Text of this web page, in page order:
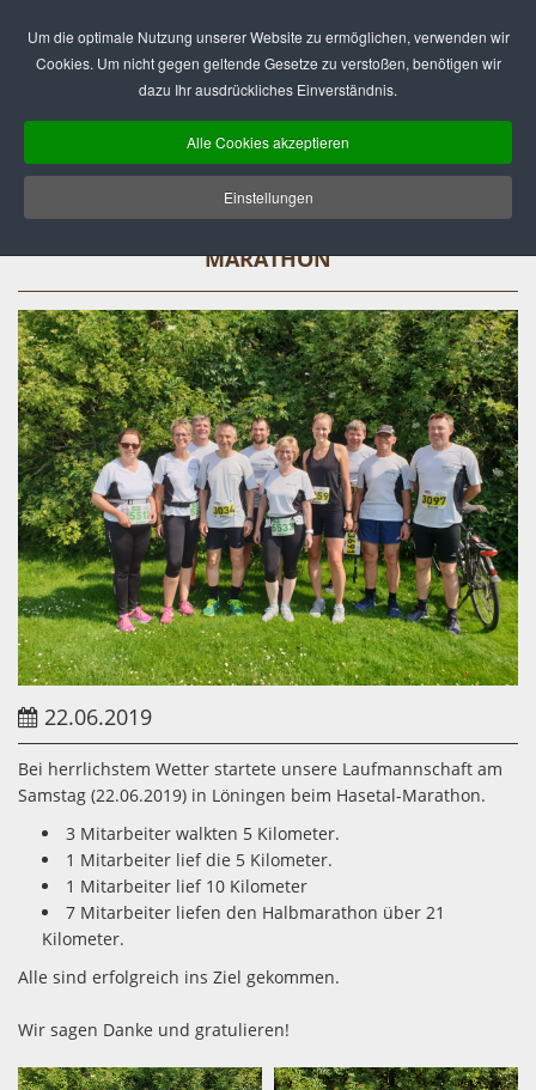
Um die optimale Nutzung unserer Website zu ermöglichen, verwenden wir
Cookies. Um nicht gegen geltende Gesetze zu verstoßen, benötigen wir
dazu Ihr ausdrückliches Einverständnis.
Alle Cookies akzeptieren
Einstellungen
MARATHON
22.06.2019
Bei herrlichstem Wetter startete unsere Laufmannschaft am
Samstag (22.06.2019) in Löningen beim Hasetal-Marathon.
3 Mitarbeiter walkten 5 Kilometer.
1 Mitarbeiter lief die 5 Kilometer.
1 Mitarbeiter lief 10 Kilometer
7 Mitarbeiter liefen den Halbmarathon über 21
Kilometer.
Alle sind erfolgreich ins Ziel gekommen.
Wir sagen Danke und gratulieren!